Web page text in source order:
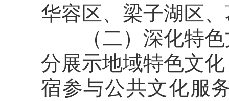
华容区、梁子湖区
（二）深化特
分展示地域特色文
宿参与公共文化服